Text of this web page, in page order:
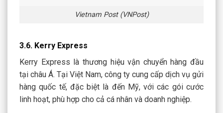
Vietnam Post (VNPost)
3.6. Kerry Express
Kerry Express là thương hiệu vận chuyển hàng đầu
tại châu Á. Tại Việt Nam, công ty cung cấp dịch vụ gửi
hàng quốc tế, đặc biệt là đến Mỹ, với các gói cước
linh hoạt, phù hợp cho cả cá nhân và doanh nghiệp.